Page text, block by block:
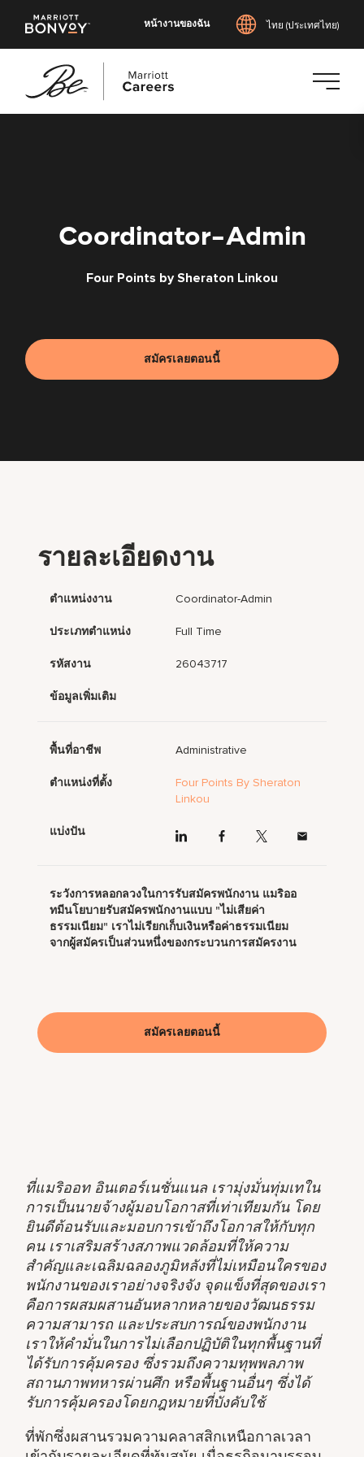
หน้างานของฉัน ไทย (ประเทศไทย)
Coordinator-Admin
Four Points by Sheraton Linkou
สมัครเลยตอนนี้
ที่แมริออท อินเตอร์เนชั่นแนล เรามุ่งมั่นทุ่มเทใน
การเป็นนายจ้างผู้มอบโอกาสที่เท่าเทียมกัน โดย
ยินดีต้อนรับและมอบการเข้าถึงโอกาสให้กับทุก
คน เราเสริมสร้างสภาพแวดล้อมที่ให้ความ
สำคัญและเฉลิมฉลองภูมิหลังที่ไม่เหมือนใครของ
พนักงานของเราอย่างจริงจัง จุดแข็งที่สุดของเรา
คือการผสมผสานอันหลากหลายของวัฒนธรรม
ความสามารถ และประสบการณ์ของพนักงาน
เราให้คำมั่นในการไม่เลือกปฏิบัติในทุกพื้นฐานที่
ได้รับการคุ้มครอง ซึ่งรวมถึงความทุพพลภาพ
สถานภาพทหารผ่านศึก หรือพื้นฐานอื่นๆ ซึ่งได้
รับการคุ้มครองโดยกฎหมายที่บังคับใช้
ที่พักซึ่งผสานรวมความคลาสสิกเหนือกาลเวลา
รายละเอียดงาน
ตำแหน่งงาน Coordinator-Admin
ประเภทตำแหน่ง Full Time
รหัสงาน 26043717
ข้อมูลเพิ่มเติม
พื้นที่อาชีพ Administrative
ตำแหน่งที่ตั้ง
Four Points By Sheraton
Linkou
แบ่งปัน
ระวังการหลอกลวงในการรับสมัครพนักงาน แมริออ
ทมีนโยบายรับสมัครพนักงานแบบ "ไม่เสียค่า
ธรรมเนียม" เราไม่เรียกเก็บเงินหรือค่าธรรมเนียม
จากผู้สมัครเป็นส่วนหนึ่งของกระบวนการสมัครงาน
สมัครเลยตอนนี้